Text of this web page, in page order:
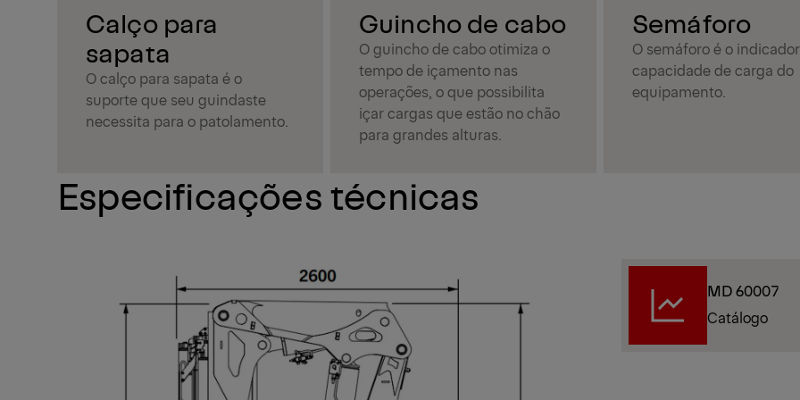
Calço para
sapata
O calço para sapata é o
suporte que seu guindaste
necessita para o patolamento.
Guincho de cabo
O guincho de cabo otimiza o
tempo de içamento nas
operações, o que possibilita
içar cargas que estão no chão
para grandes alturas.
Semáforo
O semáforo é o
capacidade de carga do
equipamento.
Especificações técnicas
MD 60007
Catálogo